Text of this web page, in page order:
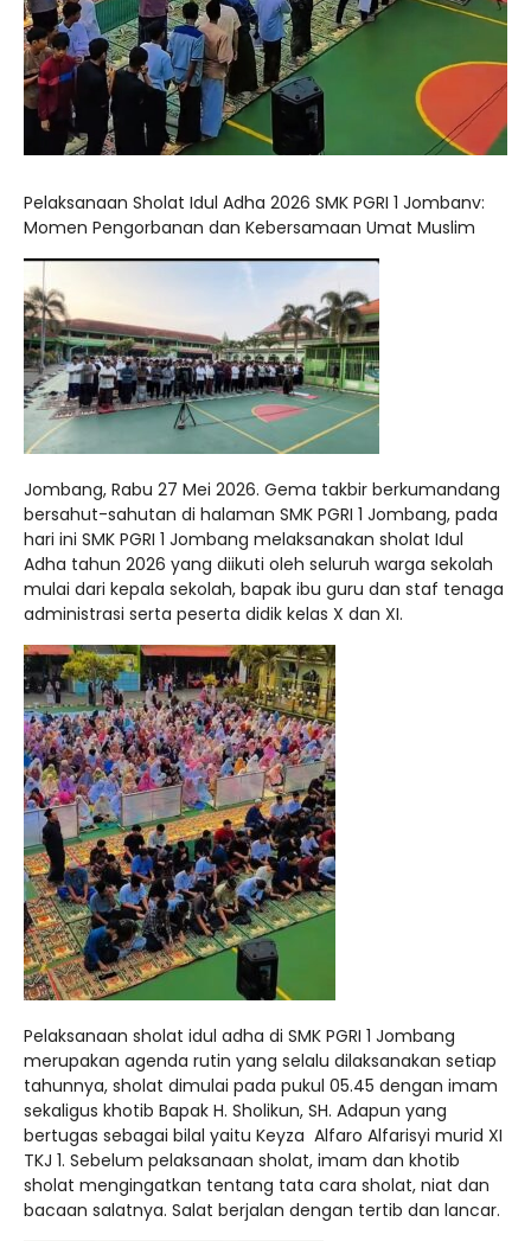
Pelaksanaan Sholat Idul Adha 2026 SMK PGRI 1 Jombanv:
Momen Pengorbanan dan Kebersamaan Umat Muslim
Jombang, Rabu 27 Mei 2026. Gema takbir berkumandang
bersahut-sahutan di halaman SMK PGRI 1 Jombang, pada
hari ini SMK PGRI 1 Jombang melaksanakan sholat Idul
Adha tahun 2026 yang diikuti oleh seluruh warga sekolah
mulai dari kepala sekolah, bapak ibu guru dan staf tenaga
administrasi serta peserta didik kelas X dan XI.
Pelaksanaan sholat idul adha di SMK PGRI 1 Jombang
merupakan agenda rutin yang selalu dilaksanakan setiap
tahunnya, sholat dimulai pada pukul 05.45 dengan imam
sekaligus khotib Bapak H. Sholikun, SH. Adapun yang
bertugas sebagai bilal yaitu Keyza Alfaro Alfarisyi murid XI
TKJ 1. Sebelum pelaksanaan sholat, imam dan khotib
sholat mengingatkan tentang tata cara sholat, niat dan
bacaan salatnya. Salat berjalan dengan tertib dan lancar.